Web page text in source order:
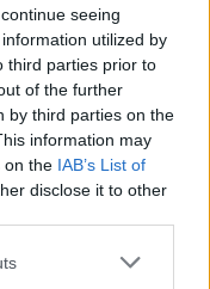
seeing
utilized by
third parties prior to
of the further
by third parties on the
information may
on the IAB’s List of
disclose it to other